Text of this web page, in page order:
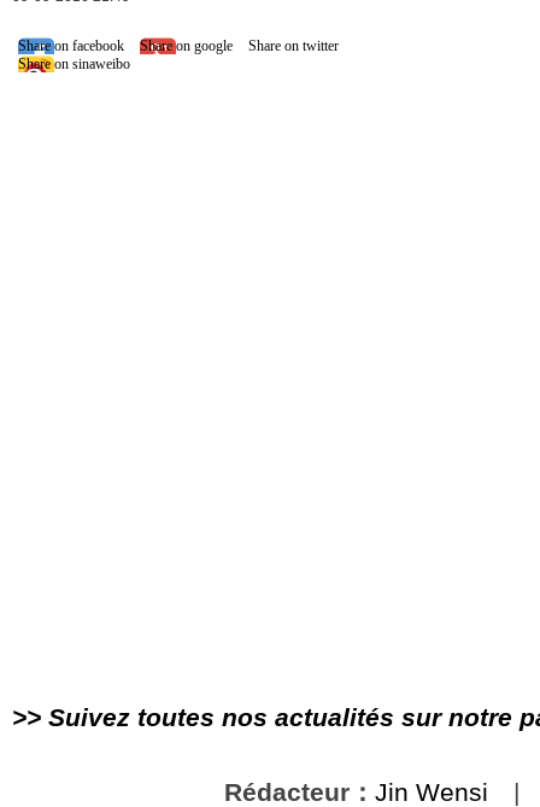
Share on facebook Share on google
Share on twitter
Share on sinaweibo
>> Suivez toutes nos actualités sur notre
Rédacteur： Jin Wensi